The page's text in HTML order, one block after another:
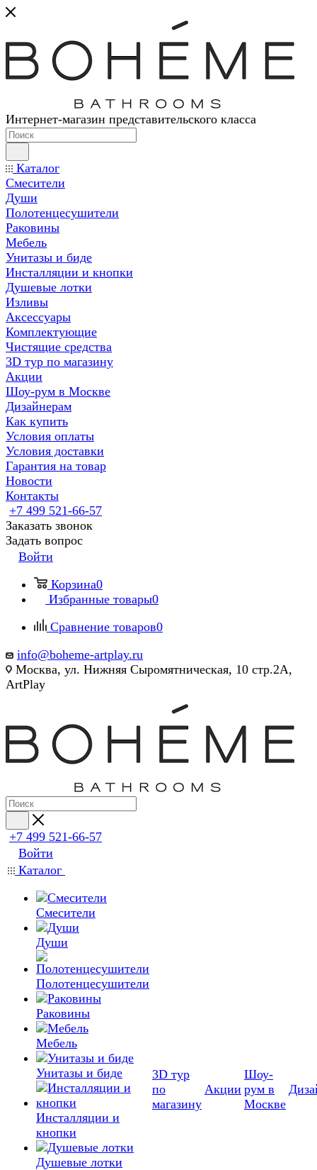
Интернет-магазин представительского класса
Каталог
Смесители
Души
Полотенцесушители
Раковины
Мебель
Унитазы и биде
Инсталляции и кнопки
Душевые лотки
Изливы
Аксессуары
Комплектующие
Чистящие средства
3D тур по магазину
Акции
Шоу-рум в Москве
Дизайнерам
Как купить
Условия оплаты
Условия доставки
Гарантия на товар
Новости
Контакты
+7 499 521-66-57
Заказать звонок
Задать вопрос
Войти
Корзина0
Избранные товары0
Сравнение товаров0
info@boheme-artplay.ru
Москва, ул. Нижняя Сыромятническая, 10 стр.2А,
ArtPlay
+7 499 521-66-57
Войти
Каталог
Смесители
Души
Полотенцесушители
Раковины
Мебель
Унитазы и биде
Инсталляции и
кнопки
Душевые лотки
3D тур
по
магазину
Акции
Шоу-
рум в
Москве